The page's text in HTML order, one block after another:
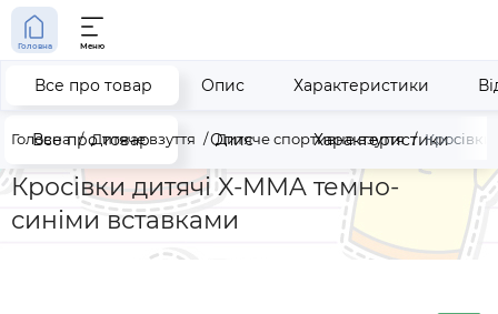
Головна Меню
Все про товар Опис Характеристики
Головна Дитяче взуття Дитяче спортивне взуття Кросівки
Кросівки дитячі X-MMA темно-
синіми вставками
Все про товар Опис Характеристики